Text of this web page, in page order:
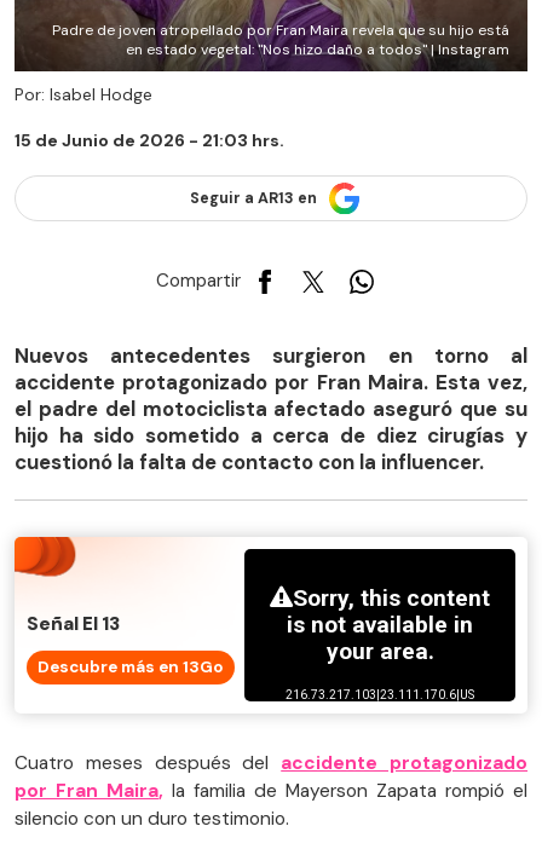
Padre de joven atropellado por Fran Maira revela que su hijo está
en estado vegetal: "Nos hizo daño a todos" | Instagram
Por: Isabel Hodge
15 de Junio de 2026 - 21:03 hrs.
Seguir a AR13 en
Compartir
Nuevos antecedentes surgieron en torno al
accidente protagonizado por Fran Maira. Esta vez,
el padre del motociclista afectado aseguró que su
hijo ha sido sometido a cerca de diez cirugías y
cuestionó la falta de contacto con la influencer.
Señal El 13
Descubre más en 13Go
Cuatro meses después del accidente protagonizado
por Fran Maira, la familia de Mayerson Zapata rompió el
silencio con un duro testimonio.